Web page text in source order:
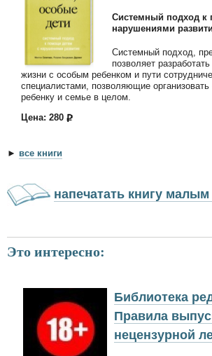
Системный подход к
нарушениями
Системный подход,
позволяет
жизни с особым ребенком и пути
специалистами, позволяющие
ребенку и семье в целом.
Цена: 280
► все книги
напечатать книгу
Это интересно:
Библиотека
Правила
нецензурной